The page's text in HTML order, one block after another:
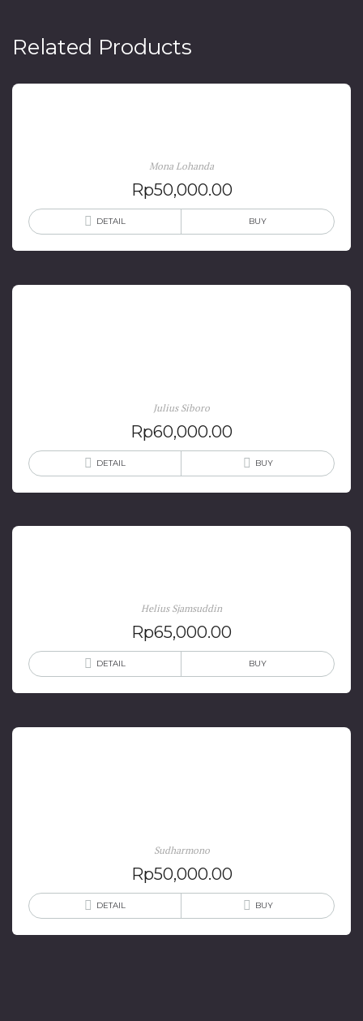
Related Products
Mona Lohanda
Rp50,000.00
DETAIL BUY
Julius Siboro
Rp60,000.00
DETAIL BUY
Helius Sjamsuddin
Rp65,000.00
DETAIL BUY
Sudharmono
Rp50,000.00
DETAIL BUY